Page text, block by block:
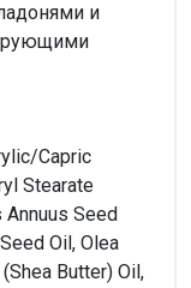
и
Capric
Stearate
Annuus Seed
Oil, Olea
Butter) Oil,